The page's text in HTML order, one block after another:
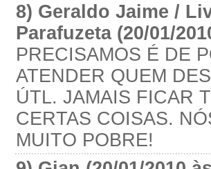
8) Geraldo Jaime /
Parafuzeta (20/01/
PRECISAMOS É DE
ATENDER QUEM
ÚTL. JAMAIS FICAR
CERTAS COISAS.
MUITO POBRE!